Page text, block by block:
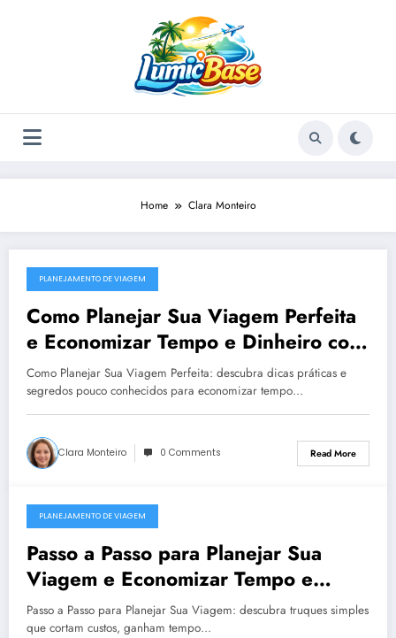
Home Clara Monteiro
December 23, 2025
PLANEJAMENTO DE VIAGEM
Como Planejar Sua Viagem Perfeita
e Economizar Tempo e Dinheiro com
Dicas Práticas de Planejamento de
Viagem
Como Planejar Sua Viagem Perfeita: descubra dicas práticas e
segredos pouco conhecidos para economizar tempo…
Clara Monteiro 0 Comments Read More
December 23, 2025
PLANEJAMENTO DE VIAGEM
Passo a Passo para Planejar Sua
Viagem e Economizar Tempo e
Dinheiro com Dicas Infalíveis
Passo a Passo para Planejar Sua Viagem: descubra truques simples
que cortam custos, ganham tempo…